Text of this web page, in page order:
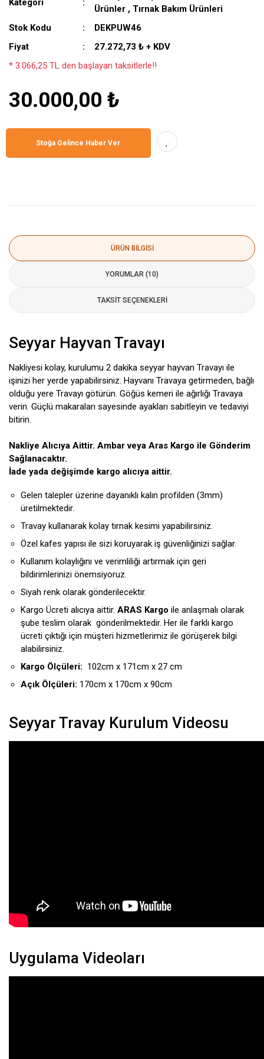
Kategori
Ürünler , Tırnak Bakım Ürünleri
Stok Kodu
DEKPUW46
Fiyat
27.272,73 ₺ + KDV
* 3.066,25 TL den başlayan taksitlerle!!
30.000,00 ₺
Stoğa Gelince Haber Ver
ÜRÜN BILGISI
YORUMLAR (10)
TAKSIT SEÇENEKLERI
Seyyar Hayvan Travayı
Nakliyesi kolay, kurulumu 2 dakika seyyar hayvan Travayı ile
işinizi her yerde yapabilirsiniz. Hayvanı Travaya getirmeden, bağlı
olduğu yere Travayı götürün. Göğüs kemeri ile ağırlığı Travaya
verin. Güçlü makaraları sayesinde ayakları sabitleyin ve tedaviyi
bitirin.
Nakliye Alıcıya Aittir. Ambar veya Aras Kargo ile Gönderim
Sağlanacaktır.
İade yada değişimde kargo alıcıya aittir.
Gelen talepler üzerine dayanıklı kalın profilden (3mm)
üretilmektedir.
Travay kullanarak kolay tırnak kesimi yapabilirsiniz.
Özel kafes yapısı ile sizi koruyarak iş güvenliğinizi sağlar.
Kullanım kolaylığını ve verimliliği artırmak için geri
bildirimlerinizi önemsiyoruz.
Siyah renk olarak gönderilecektir.
Kargo Ücreti alıcıya aittir. ARAS Kargo ile anlaşmalı olarak
şube teslim olarak gönderilmektedir. Her ile farklı kargo
ücreti çıktığı için müşteri hizmetlerimiz ile görüşerek bilgi
alabilirsiniz.
Kargo Ölçüleri: 102cm x 171cm x 27 cm
Açık Ölçüleri: 170cm x 170cm x 90cm
Seyyar Travay Kurulum Videosu
Uygulama Videoları